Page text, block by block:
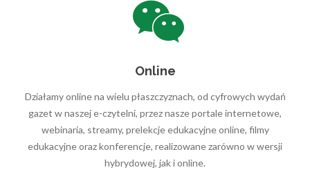
Online
Działamy online na wielu płaszczyznach, od cyfrowych wydań
gazet w naszej e-czytelni, przez nasze portale internetowe,
webinaria, streamy, prelekcje edukacyjne online, filmy
edukacyjne oraz konferencje, realizowane zarówno w wersji
hybrydowej, jak i online.